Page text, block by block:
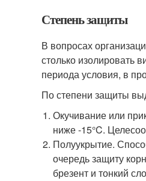
Степень защиты
В вопросах
столько изолировать
периода условия, в
По степени защиты
Окучивание или
ниже -15°C.
Полуукрытие.
очередь защиту
брезент и тонкий